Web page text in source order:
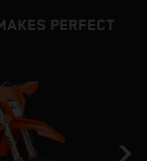
PERFECT